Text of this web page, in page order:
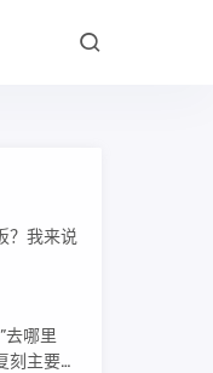
？我来说
去哪里
刻主要渠